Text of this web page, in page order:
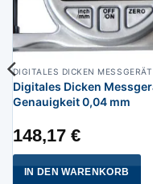
DIGITALES DICKEN MESSGERÄT
Digitales Dicken
Genauigkeit 0,04 mm
148,17 €
IN DEN WARENKORB